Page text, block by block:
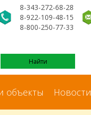
8-343-272-68-28
8-922-109-48-15
8-800-250-77-33
объекты Новости